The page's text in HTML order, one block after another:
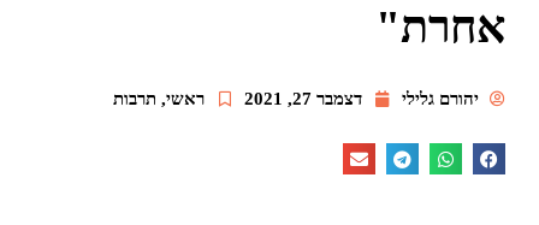
אחרת"
יהורם גלילי דצמבר 27, 2021 ראשי, תרבות